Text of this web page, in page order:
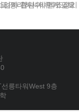
요.
릉타워West 9층